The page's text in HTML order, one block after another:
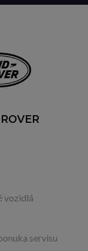
vozidlá
servisu